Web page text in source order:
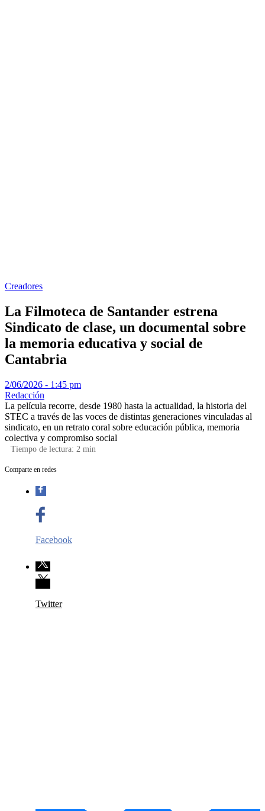
Creadores
La Filmoteca de Santander estrena
Sindicato de clase, un documental sobre
la memoria educativa y social de
Cantabria
2/06/2026 - 1:45 pm
Redacción
La película recorre, desde 1980 hasta la actualidad, la historia del
STEC a través de las voces de distintas generaciones vinculadas al
sindicato, en un retrato coral sobre educación pública, memoria
colectiva y compromiso social
Tiempo de lectura: 2 min
Comparte en redes
Facebook
Twitter